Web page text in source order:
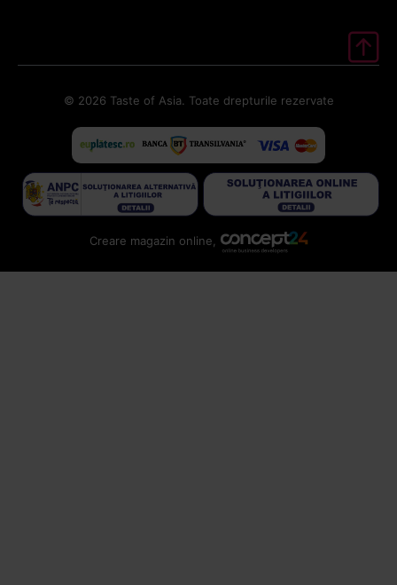
© 2026 Taste of Asia. Toate drepturile rezervate
Creare magazin online,